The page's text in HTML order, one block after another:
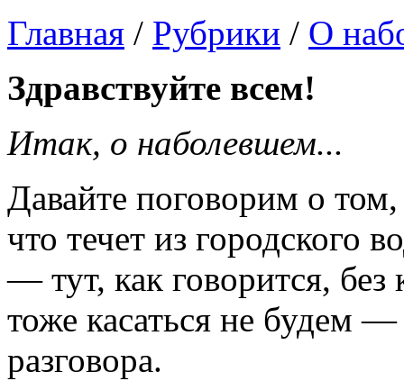
Главная / Рубрики / О
Здравствуйте всем!
Итак, о наболевшем...
Давайте поговорим о
что течет из городского
— тут, как говорится,
тоже касаться не будем —
разговора.